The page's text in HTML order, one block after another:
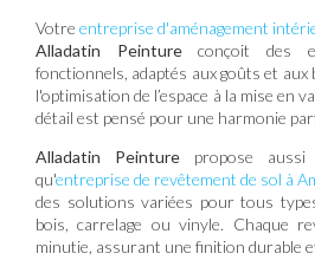
Votre entreprise d'aménagement
Alladatin Peintureconçoit des
fonctionnels, adaptés aux goûts et aux
l'optimisation de l’espace à la mise en
détail est pensé pour une harmonie
Alladatin Peinture propose
qu'entreprise de revêtement de sol à
des solutions variées pour tous
bois, carrelage ou vinyle. Chaque
minutie, assurant une finition durable